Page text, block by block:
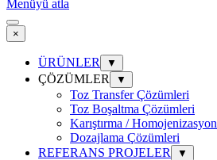
Menüyü atla
×
ÜRÜNLER ▼
ÇÖZÜMLER ▼
Toz Transfer Çözümleri
Toz Boşaltma Çözümleri
Karıştırma / Homojenizasyon
Dozajlama Çözümleri
REFERANS PROJELER
▼